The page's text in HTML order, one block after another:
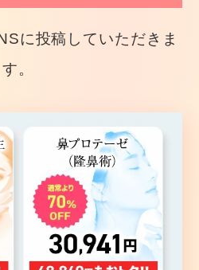
に投稿していただきま
す。